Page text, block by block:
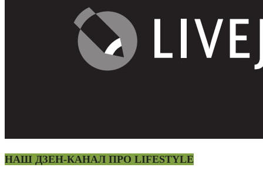
НАШ ДЗЕН-КАНАЛ ПРО LIFESTYLE